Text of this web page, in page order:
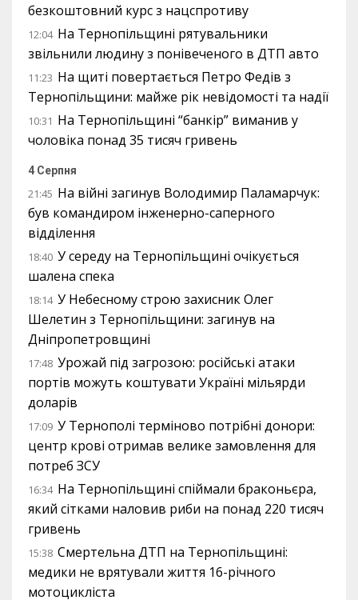
безкоштовний курс з нацспротиву
12:04 На Тернопільщині рятувальники
звільнили людину з понівеченого в ДТП авто
11:23 На щиті повертається Петро Федів з
Тернопільщини: майже рік невідомості та надії
10:31 На Тернопільщині “банкір” виманив у
чоловіка понад 35 тисяч гривень
4 Серпня
21:45 На війні загинув Володимир Паламарчук:
був командиром інженерно-саперного
відділення
18:40 У середу на Тернопільщині очікується
шалена спека
18:14 У Небесному строю захисник Олег
Шелетин з Тернопільщини: загинув на
Дніпропетровщині
17:48 Урожай під загрозою: російські атаки
портів можуть коштувати Україні мільярди
доларів
17:09 У Тернополі терміново потрібні донори:
центр крові отримав велике замовлення для
потреб ЗСУ
16:34 На Тернопільщині спіймали браконьєра,
який сітками наловив риби на понад 220 тисяч
гривень
15:38 Смертельна ДТП на Тернопільщині:
медики не врятували життя 16-річного
мотоцикліста